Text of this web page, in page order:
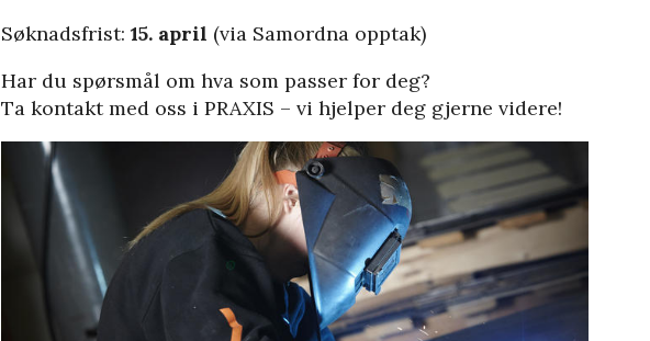
Søknadsfrist: 15. april (via Samordna opptak)
Har du spørsmål om hva som passer for deg?
Ta kontakt med oss i PRAXIS – vi hjelper deg gjerne videre!